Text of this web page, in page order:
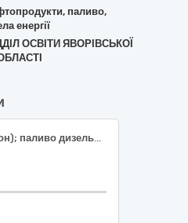
паливо,
енергії
ОСВІТИ ЯВОРІВСЬКОЇ
Бензин А-95 Євро-5 (талон); паливо дизельне ДП Євро-5 (талон)